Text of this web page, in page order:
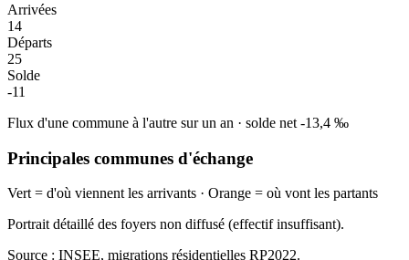
Arrivées
14
Départs
25
Solde
-11
Flux d'une commune à l'autre sur un an · solde net -13,4 ‰
Principales communes d'échange
Vert = d'où viennent les arrivants · Orange = où vont les partants
Portrait détaillé des foyers non diffusé (effectif insuffisant).
Source : INSEE, migrations résidentielles RP2022.